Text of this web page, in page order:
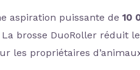
aspiration puissante de 10
La brosse DuoRoller réduit
les propriétaires